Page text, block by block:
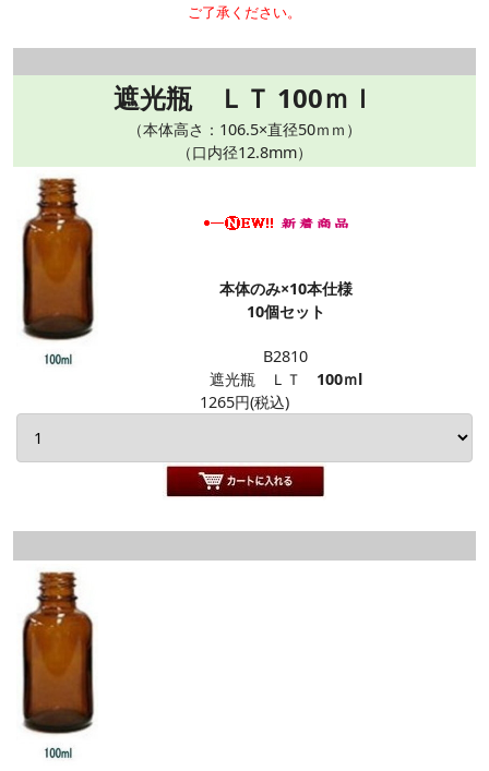
ご了承ください。
遮光瓶 ＬＴ 100ｍｌ
（本体高さ：106.5×直径50ｍｍ）
（口内径12.8mm）
本体のみ×10本仕様
10個セット
B2810
遮光瓶 ＬＴ 100ｍl
1265円(税込)